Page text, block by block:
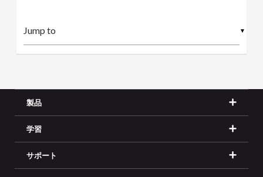
▼
製品
学習
サポート